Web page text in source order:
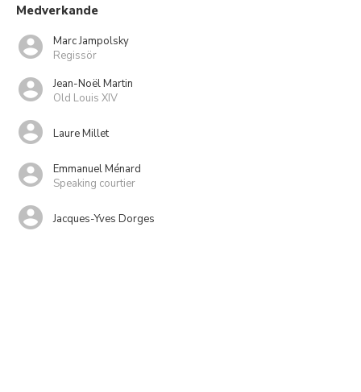
Medverkande
Marc Jampolsky
Regissör
Jean-Noël Martin
Old Louis XIV
Laure Millet
Emmanuel Ménard
Speaking courtier
Jacques-Yves Dorges